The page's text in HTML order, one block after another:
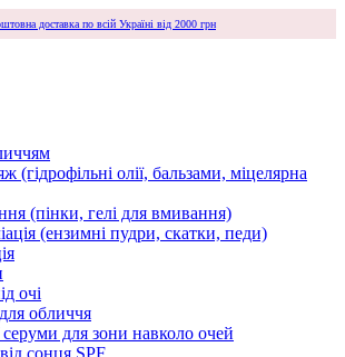
доставка по всій Україні від 2000 грн
(гідрофільні олії, бальзами, міцелярна
(пінки, гелі для вмивання)
(ензимні пудри, скатки, педи)
очі
обличчя
для зони навколо очей
сонця SPF